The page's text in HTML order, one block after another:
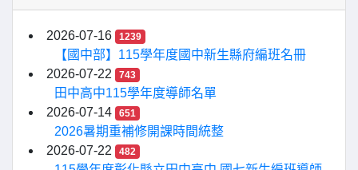
2026-07-16 1239
【國中部】115學年度國中新生縣府編班名冊
2026-07-22
743
田中高中115學年度導師名單
2026-07-14
651
2026暑期重補修開課時間統整
2026-07-22
482